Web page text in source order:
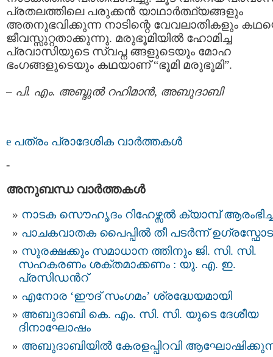
പ്രതലത്തിലെ പരുക്കന്‍ യാഥാര്‍ത്ഥ്യങ്ങളും
അതനുഭവിക്കുന്ന നാടിന്റെ വേവലാതികളും
ജീവസ്സുറ്റതാക്കുന്നു. മരുഭൂമിയില്‍ ഹോമിച്ച
പ്രവാസിയുടെ സ്വപ്ന ങ്ങളുടെയും മോഹ
ഭംഗങ്ങളുടെയും കഥയാണ് “ഭൂമി മരുഭൂമി”.
– പി. എം. അബ്ദുല്‍ റഹിമാന്‍, അബുദാബി
e പത്രം പ്രാദേശിക വാര്‍ത്തകള്‍
-
അനുബന്ധ വാര്‍ത്തകള്‍
നാടക സൌഹൃദം റിഹേഴ്സല്‍ ക്യാമ്പ്‌
പാചകവാതക പൈപ്പില്‍ തീ പടര്‍ന്ന്‍
സുരക്ഷക്കും സമാധാന ത്തിനും ജി. സി. സി.
സഹകരണം ശക്തമാക്കണം : യു. എ. ഇ.
പ്രസിഡന്‍റ്
എനോര ‘ഈദ് സംഗമം’ ശ്രദ്ധേയമായി
അബുദാബി കെ. എം. സി. സി. യുടെ ദേശീയ
ദിനാഘോഷം
അബുദാബിയില്‍ കേരളപ്പിറവി